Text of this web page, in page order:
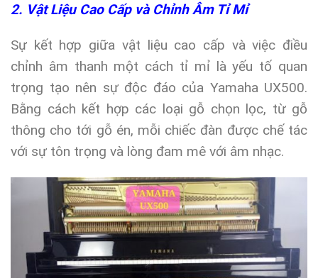
2. Vật Liệu Cao Cấp và Chỉnh Âm Tỉ Mỉ
Sự kết hợp giữa vật liệu cao cấp và việc điều
chỉnh âm thanh một cách tỉ mỉ là yếu tố quan
trọng tạo nên sự độc đáo của Yamaha UX500.
Bằng cách kết hợp các loại gỗ chọn lọc, từ gỗ
thông cho tới gỗ én, mỗi chiếc đàn được chế tác
với sự tôn trọng và lòng đam mê với âm nhạc.